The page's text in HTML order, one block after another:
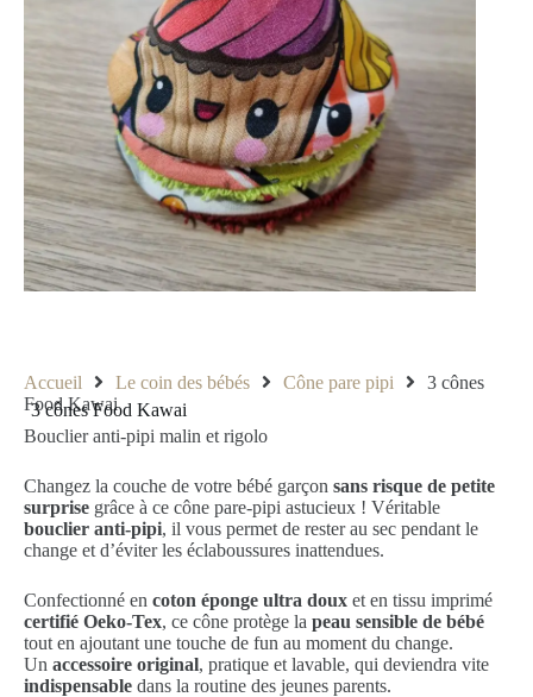
Accueil Le coin des bébés Cône pare pipi
3 cônes
Food Kawai
3 cônes Food Kawai
Bouclier anti-pipi malin et rigolo
Changez la couche de votre bébé garçon sans risque de petite
surprise grâce à ce cône pare-pipi astucieux ! Véritable
bouclier anti-pipi, il vous permet de rester au sec pendant le
change et d’éviter les éclaboussures inattendues.
Confectionné en coton éponge ultra doux et en tissu imprimé
certifié Oeko-Tex, ce cône protège la peau sensible de bébé
tout en ajoutant une touche de fun au moment du change.
Un accessoire original, pratique et lavable, qui deviendra vite
indispensable dans la routine des jeunes parents.